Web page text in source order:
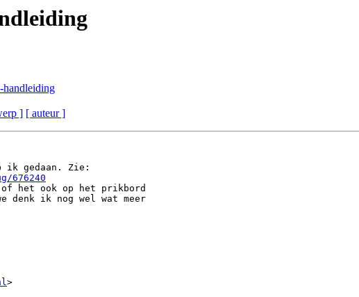
handleiding
] [ auteur ]
676240
het ook op het prikbord
denk ik nog wel wat meer
>